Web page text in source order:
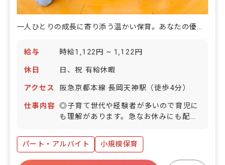
給与 時給1,122円 ~ 1,122円
休日 日、祝 有給休暇
アクセス 阪急京都本線 長岡天神駅（徒歩4分）
仕事内容 ◎子育て世代や経験者が多いので育児に
も理解があります。急なお休みにも配慮
場です! ◎定員は19名以下で0歳~2歳の
お子さんをお預かりしています。少人数
制なので、子どもたち一人ひとりの「保
パート・アルバイト 小規模保育